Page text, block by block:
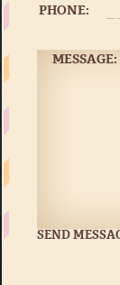
PHONE:
MESSAGE: